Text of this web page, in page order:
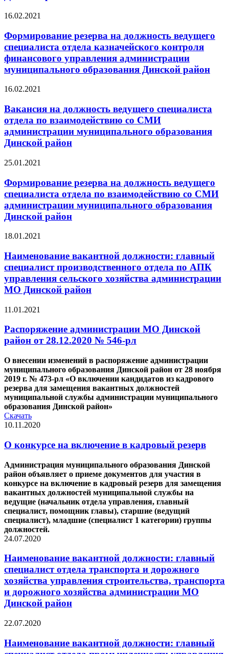
16.02.2021
Формирование резерва на должность ведущего
специалиста отдела казначейского контроля
финансового управления администрации
муниципального образования Динской район
16.02.2021
Вакансия на должность ведущего специалиста
отдела по взаимодействию со СМИ
администрации муниципального образования
Динской район
25.01.2021
Формирование резерва на должность ведущего
специалиста отдела по взаимодействию со СМИ
администрации муниципального образования
Динской район
18.01.2021
Наименование вакантной должности: главный
специалист производственного отдела по АПК
управления сельского хозяйства администрации
МО Динской район
11.01.2021
Распоряжение администрации МО Динской
район от 28.12.2020 № 546-рл
О внесении изменений в распоряжение администрации
муниципального образования Динской район от 28 ноября
2019 г. № 473-рл «О включении кандидатов из кадрового
резерва для замещения вакантных должностей
муниципальной службы администрации муниципального
образования Динской район»
Скачать
10.11.2020
О конкурсе на включение в кадровый резерв
Администрация муниципального образования Динской
район объявляет о приеме документов для участия в
конкурсе на включение в кадровый резерв для замещения
вакантных должностей муниципальной службы на
ведущие (начальник отдела управления, главный
специалист, помощник главы), старшие (ведущий
специалист), младшие (специалист 1 категории) группы
должностей.
24.07.2020
Наименование вакантной должности: главный
специалист отдела транспорта и дорожного
хозяйства управления строительства, транспорта
и дорожного хозяйства администрации МО
Динской район
22.07.2020
Наименование вакантной должности: главный